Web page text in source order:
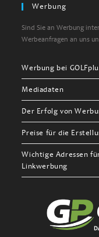
Werbung
Sind Sie an Werbung
Werbeanfragen an uns
Werbung bei
Mediadaten
Der Erfolg von
Preise für die
Wichtige Adressen
Linkwerbung